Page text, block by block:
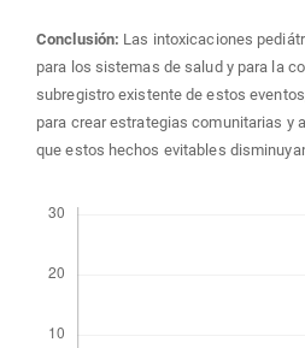
Conclusión: Las intoxicaciones
para los sistemas de salud y para la
subregistro existente de estos
para crear estrategias comunitarias y
que estos hechos evitables